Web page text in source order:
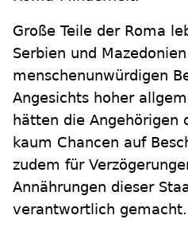
Große Teile der Roma
Serbien und
menschenunwürdigen
Angesichts hoher
hätten die Angehörigen
kaum Chancen auf
zudem für
Annährungen dieser
verantwortlich gemacht.